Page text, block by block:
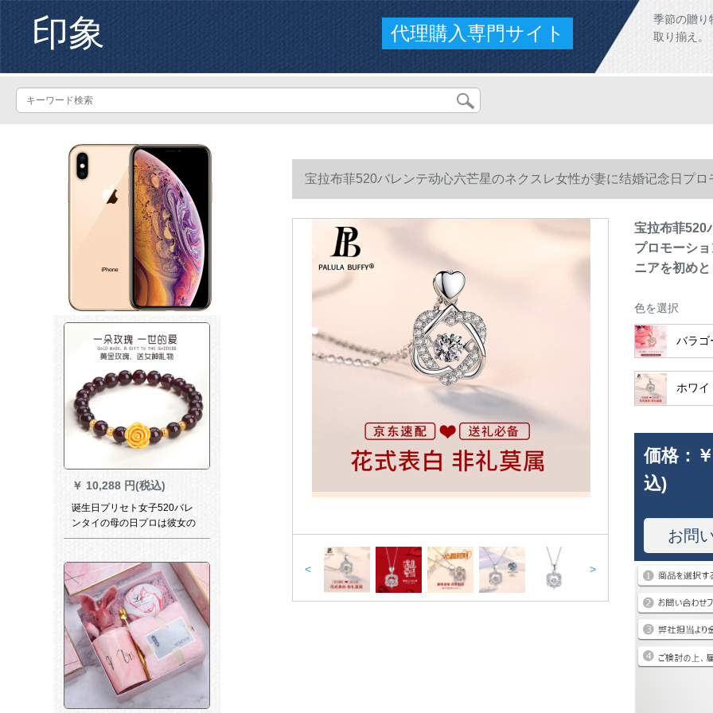
印象 代理購入専門サイト
季節の贈り
取り揃え。
￥ 10,288 円(税込)
诞生日プリセト女子520バレ
ンタイの母の日プロは彼女の
奥さんとお母さんに10周年の
ルドのバラブレースト女史ギ
フト黄金のバラ+ガネットネッ
ト+4粒の金玉+バラのギフク
ス
宝拉布菲520バレンテ动心六芒星のネクスレ女性が妻に结婚记念日プ
のジルコニアを初めとします。
< >
宝拉布菲520
プロモーシ
ニアを初め
色を選択
バラゴ
ホワイ
価格：
込)
お問